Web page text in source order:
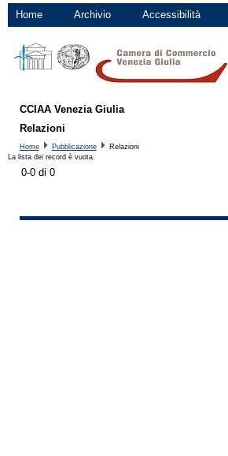
Home Archivio Accessibilità
CCIAA Venezia Giulia
Relazioni
Home Pubblicazione
Relazioni
La lista dei record è vuota.
0-0 di 0